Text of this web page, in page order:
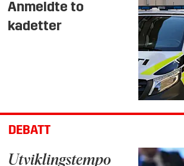
Anmeldte to
kadetter
DEBATT
Utviklingstempo